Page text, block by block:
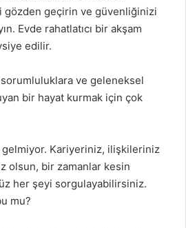
geçirin ve güvenliğinizi
Evde rahatlatıcı bir akşam
edilir.
ve geleneksel
bir hayat kurmak için çok
Kariyeriniz, ilişkileriniz
olsun, bir zamanlar kesin
her şeyi sorgulayabilirsiniz.
mu?